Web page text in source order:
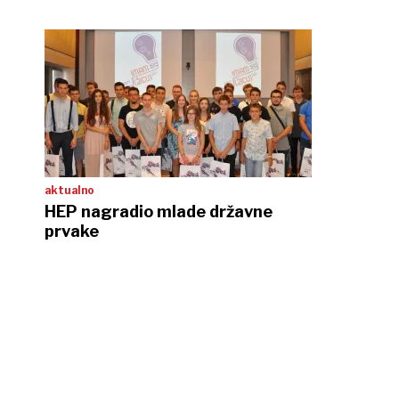
aktualno
HEP nagradio mlade državne
prvake